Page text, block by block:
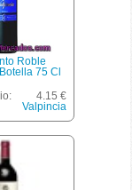
Roble
75 Cl
4.15 €
Valpincia